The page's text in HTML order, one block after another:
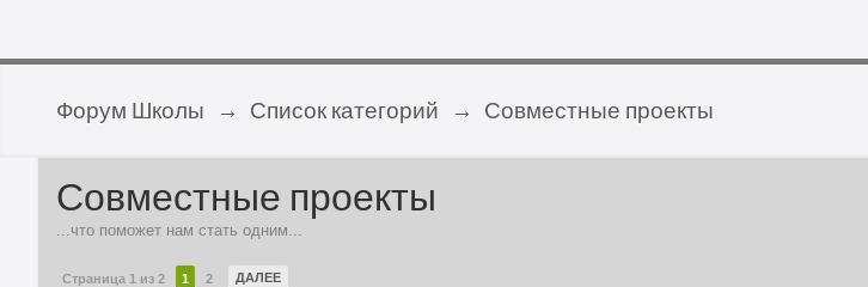
Форум Школы → Список категорий → Совместные проекты
Совместные проекты
...что поможет нам стать одним...
Страница 1 из 2 1 2 ДАЛЕЕ